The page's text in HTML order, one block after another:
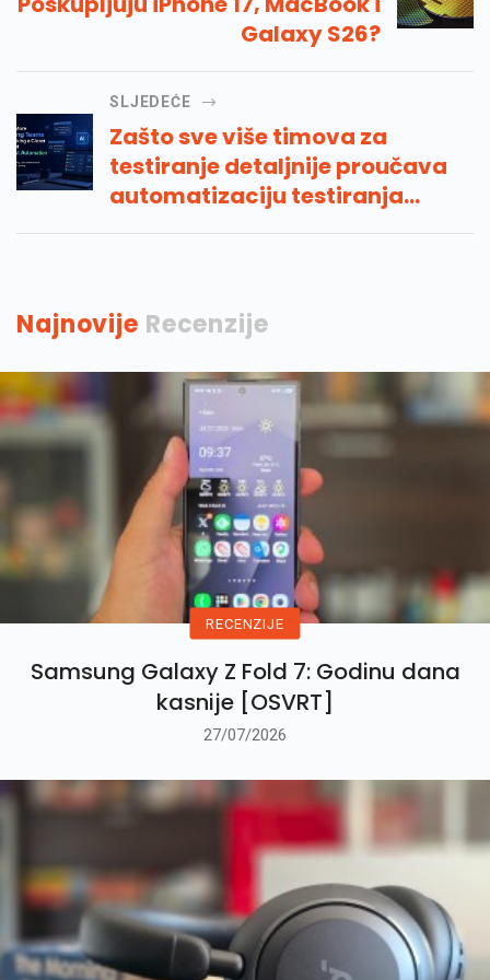
Galaxy S26?
SLJEDEĆE
Zašto sve više timova za
testiranje detaljnije proučava
automatizaciju testiranja
umjetne inteligencije
Najnovije Recenzije
RECENZIJE
Samsung Galaxy Z Fold 7: Godinu dana
kasnije [OSVRT]
27/07/2026